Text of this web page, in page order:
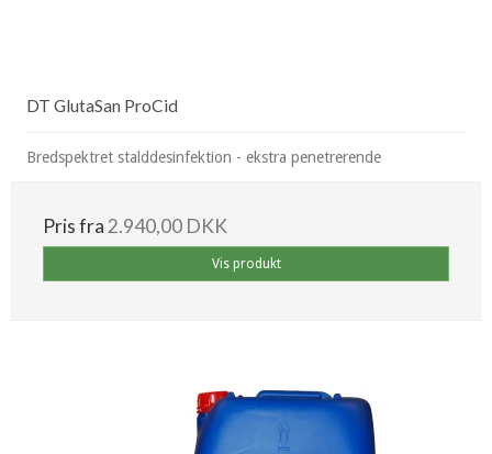
DT GlutaSan ProCid
Bredspektret stalddesinfektion - ekstra penetrerende
Pris fra 2.940,00 DKK
Vis produkt